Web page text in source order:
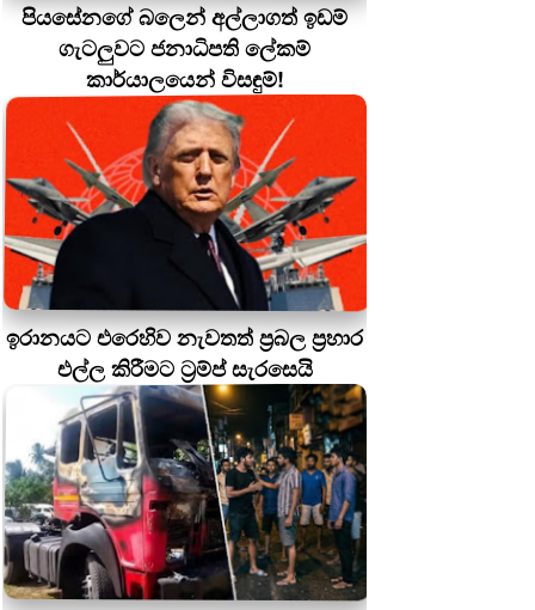
පියසේනගේ බලෙන් අල්ලාගත් ඉඩම්
ගැටලුවට ජනාධිපති ලේකම්
කාර්යාලයෙන් විසඳුම්!
ඉරානයට එරෙහිව නැවතත් ප්‍රබල ප්‍රහාර
එල්ල කිරීමට ට්‍රම්ප් සැරසෙයි